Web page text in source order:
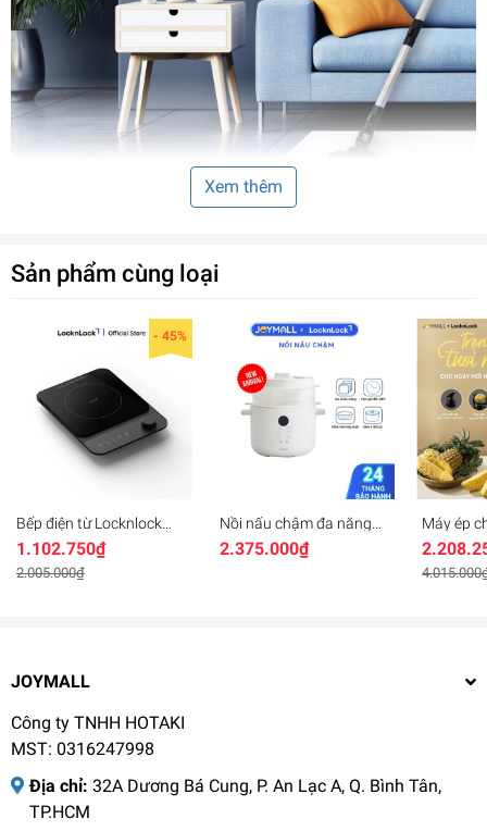
Xem thêm
Sản phẩm cùng loại
- 45%
Bếp điện từ Locknlock
Induction Cooker
EJI351BLK công suất
2000W - Màu đen
1.102.750₫
2.005.000₫
Nồi nấu chậm đa năng
25L Locknlock Bianco
EJP164IVY, Hàng chính
2.375.000₫
Máy ép
Hàng
suất
vượt
JOYMALL
Công ty TNHH HOTAKI
MST: 0316247998
Địa chỉ: 32A Dương Bá Cung, P. An Lạc A, Q. Bình Tân,
TP.HCM